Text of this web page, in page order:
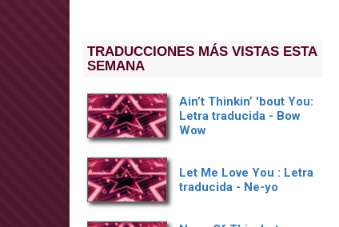
TRADUCCIONES MÁS VISTAS ESTA
SEMANA
Ain’t Thinkin’ 'bout You:
Letra traducida - Bow
Wow
Let Me Love You : Letra
traducida - Ne-yo